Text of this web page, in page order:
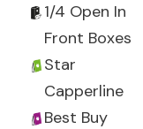
1/4 Open In
Front Boxes
Star
Capperline
Best Buy